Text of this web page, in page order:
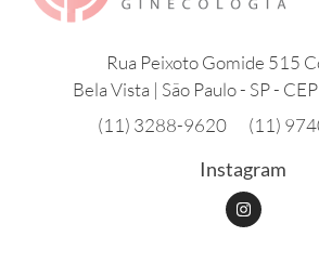
Rua Peixoto Gomide 515
Bela Vista | São Paulo - SP -
(11) 3288-9620
(11)
Instagram
I
n
s